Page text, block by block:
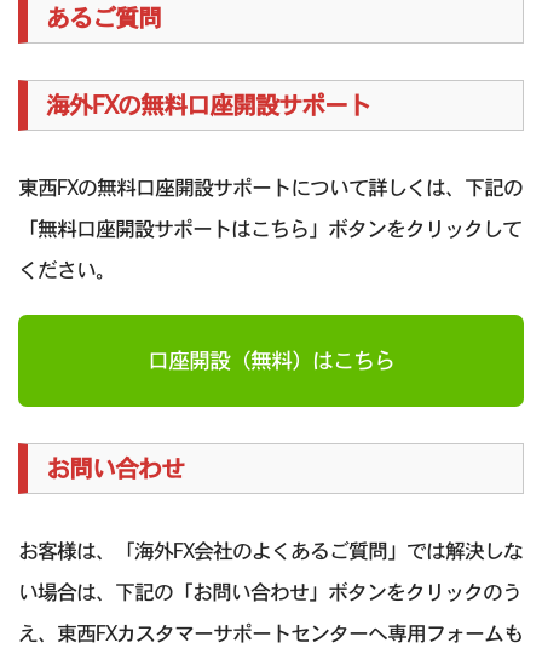
あるご質問
海外FXの無料口座開設サポート
東西FXの無料口座開設サポートについて詳しくは、下記の
「無料口座開設サポートはこちら」ボタンをクリックして
ください。
口座開設（無料）はこちら
お問い合わせ
お客様は、「海外FX会社のよくあるご質問」では解決しな
い場合は、下記の「お問い合わせ」ボタンをクリックのう
え、東西FXカスタマーサポートセンターへ専用フォームも